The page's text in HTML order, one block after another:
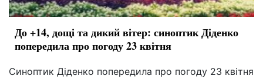
До +14, дощі та дикий вітер: синоптик Діденко
попередила про погоду 23 квітня
Синоптик Діденко попередила про погоду 23 квітня